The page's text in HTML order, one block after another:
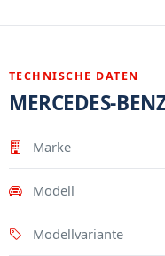
TECHNISCHE DATEN
MERCEDES-
Eigenschaft
Marke
Modell
Modellvariante